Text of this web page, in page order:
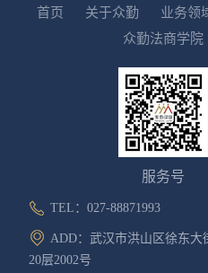
首页 关于众勤 业务领
众勤法商学院
服务号
TEL：027-88871993
ADD：武汉市洪山区徐东大
20层2002号